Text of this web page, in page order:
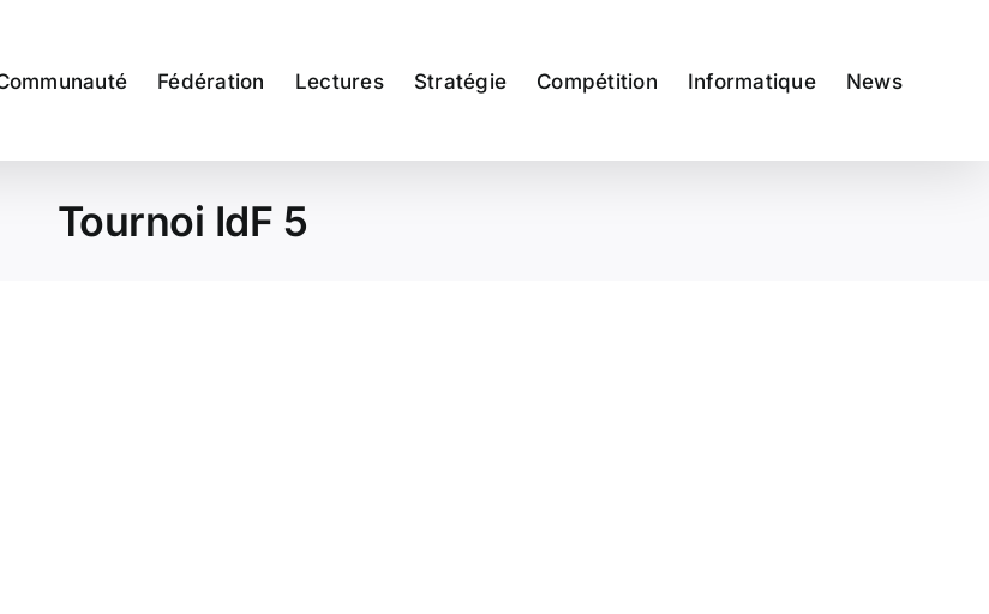
Fédération Lectures Stratégie Compétition Informatique News
Tournoi IdF 5